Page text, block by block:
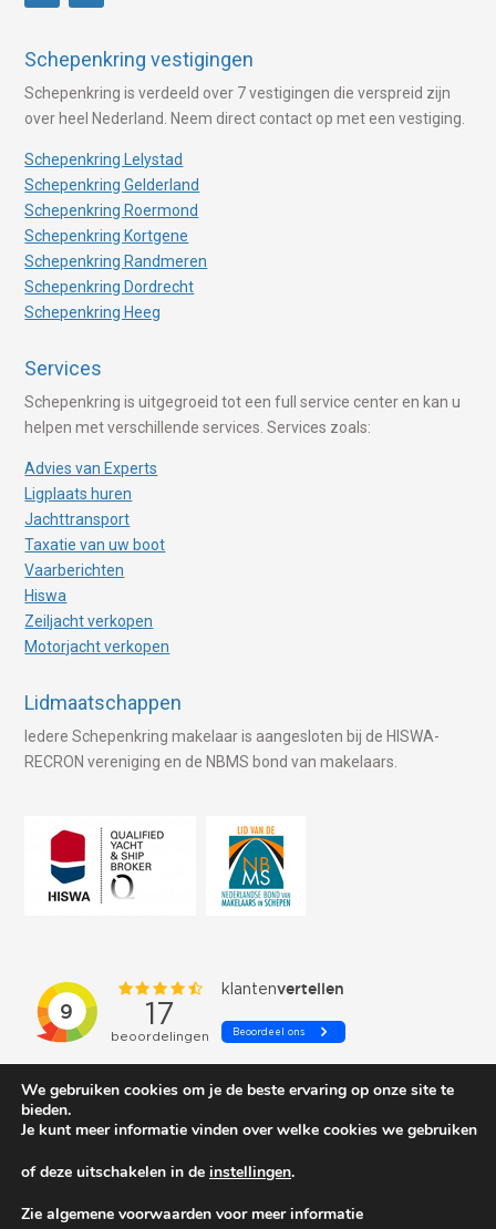
Schepenkring vestigingen
Schepenkring is verdeeld over 7 vestigingen die verspreid zijn
over heel Nederland. Neem direct contact op met een vestiging.
Schepenkring Lelystad
Schepenkring Gelderland
Schepenkring Roermond
Schepenkring Kortgene
Schepenkring Randmeren
Schepenkring Dordrecht
Schepenkring Heeg
Services
Schepenkring is uitgegroeid tot een full service center en kan u
helpen met verschillende services. Services zoals:
Advies van Experts
Ligplaats huren
Jachttransport
Taxatie van uw boot
Vaarberichten
Hiswa
Zeiljacht verkopen
Motorjacht verkopen
Lidmaatschappen
Iedere Schepenkring makelaar is aangesloten bij de HISWA-
RECRON vereniging en de NBMS bond van makelaars.
We gebruiken cookies om je de beste ervaring op onze site te
bieden.
Je kunt meer informatie vinden over welke cookies we gebruiken
of deze uitschakelen in de instellingen.
Zie algemene voorwaarden voor meer informatie